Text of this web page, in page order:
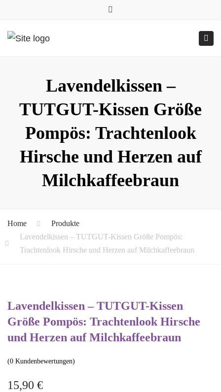
0157.77545786
Submit
Lavendelkissen –
TUTGUT-Kissen Größe
Pompös: Trachtenlook
Hirsche und Herzen auf
Milchkaffeebraun
Home
Produkte
Lavendelkissen – TUTGUT-Kissen Größe Pompös:
Trachtenlook Hirsche und Herzen auf Milchkaffeebraun
Lavendelkissen – TUTGUT-Kissen
Größe Pompös: Trachtenlook Hirsche
und Herzen auf Milchkaffeebraun
(0 Kundenbewertungen)
15,90 €